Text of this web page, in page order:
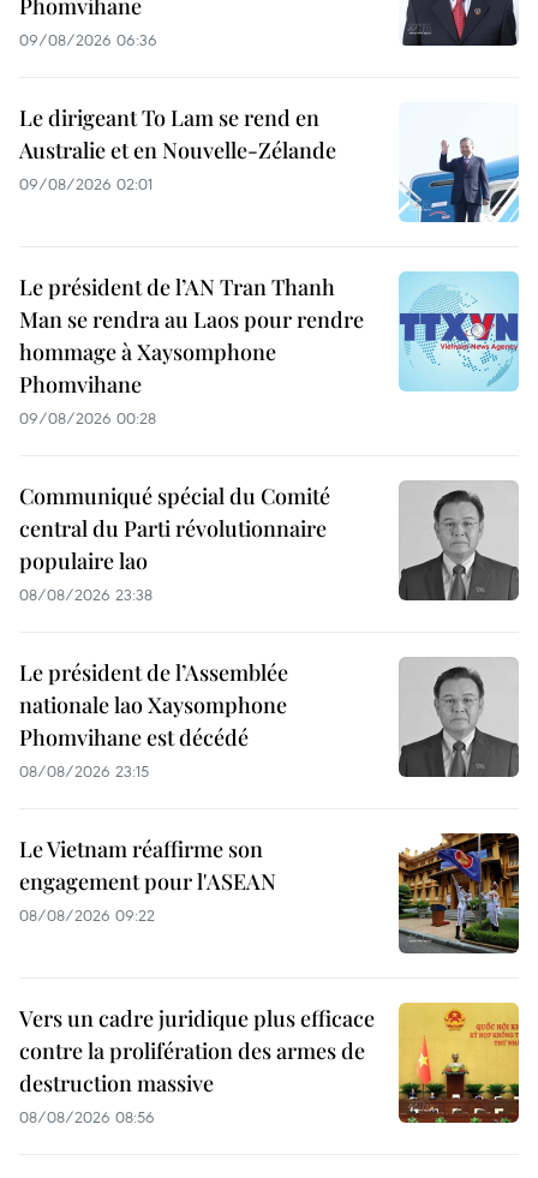
09/08/2026 06:36
Le dirigeant To Lam se rend en
Australie et en Nouvelle-Zélande
09/08/2026 02:01
Le président de l’AN Tran Thanh
Man se rendra au Laos pour rendre
hommage à Xaysomphone
Phomvihane
09/08/2026 00:28
Communiqué spécial du Comité
central du Parti révolutionnaire
populaire lao
08/08/2026 23:38
Le président de l’Assemblée
nationale lao Xaysomphone
Phomvihane est décédé
08/08/2026 23:15
Le Vietnam réaffirme son
engagement pour l'ASEAN
08/08/2026 09:22
Vers un cadre juridique plus efficace
contre la prolifération des armes de
destruction massive
08/08/2026 08:56